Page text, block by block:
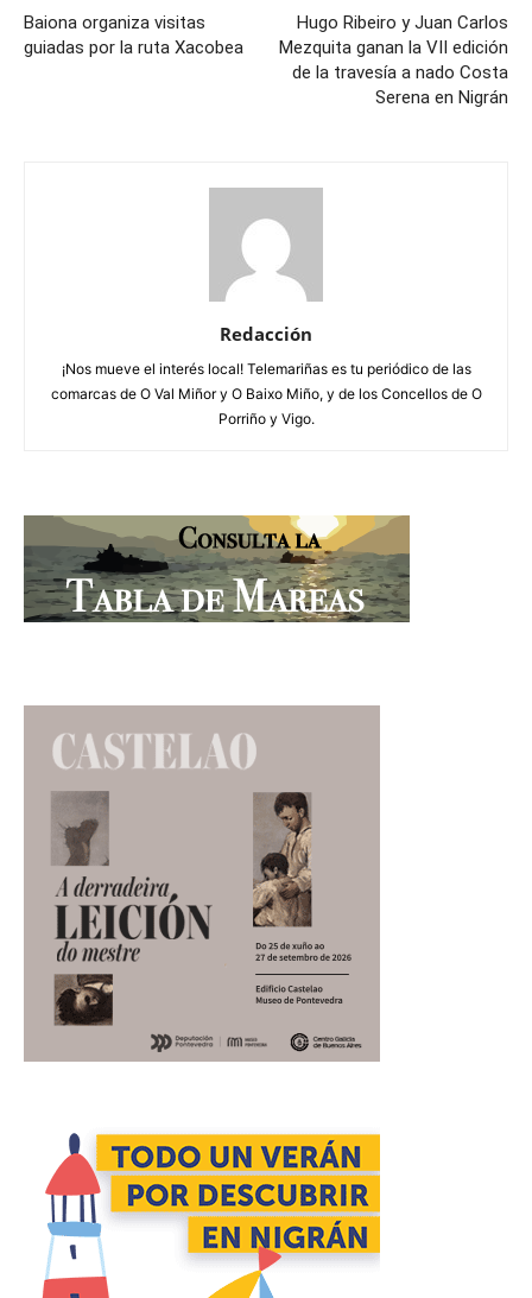
Baiona organiza visitas
guiadas por la ruta Xacobea
Hugo Ribeiro y Juan Carlos
Mezquita ganan la VII edición
de la travesía a nado Costa
Serena en Nigrán
Redacción
¡Nos mueve el interés local! Telemariñas es tu periódico de las
comarcas de O Val Miñor y O Baixo Miño, y de los Concellos de O
Porriño y Vigo.